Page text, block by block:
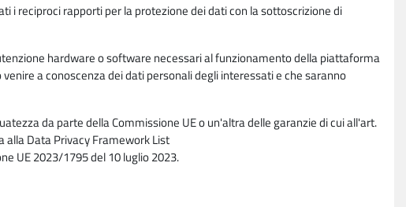
i reciproci rapporti per la protezione dei dati con la sottoscrizione di
hardware o software necessari al funzionamento della piattaforma
a conoscenza dei dati personali degli interessati e che saranno
da parte della Commissione UE o un'altra delle garanzie di cui all'art.
alla Data Privacy Framework List
UE 2023/1795 del 10 luglio 2023.